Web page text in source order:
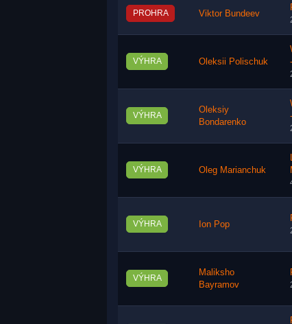
PROHRA Viktor Bundeev
VÝHRA Oleksii Polischuk
VÝHRA
Oleksiy
Bondarenko
VÝHRA Oleg Marianchuk
VÝHRA Ion Pop
VÝHRA
Maliksho
Bayramov